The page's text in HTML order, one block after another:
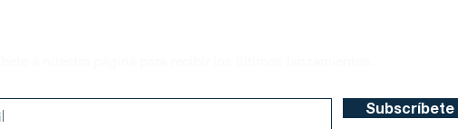
Subscríbete